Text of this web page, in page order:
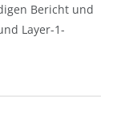
Bericht und
Layer-1-